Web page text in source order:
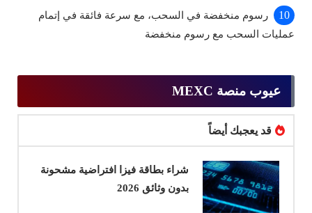
رسوم منخفضة في السحب، مع سرعة فائقة في إتمام
عمليات السحب مع رسوم منخفضة
عيوب منصة MEXC
قد يعجبك أيضاً
شراء بطاقة فيزا افتراضية مشحونة
بدون وثائق 2026